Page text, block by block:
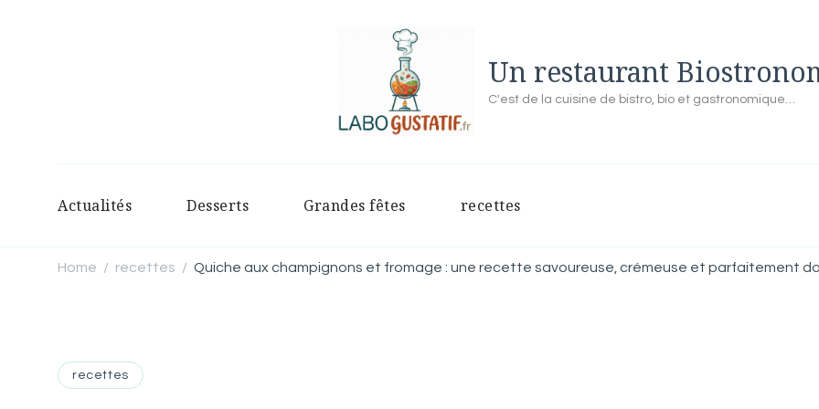
Un restaurant
C'est de la cuisine de bistro, bio et gastronomique…
Actualités Desserts Grandes fêtes recettes
Home / recettes / Quiche aux champignons et fromage : une recette savoureuse, crémeuse et parfaitement
recettes